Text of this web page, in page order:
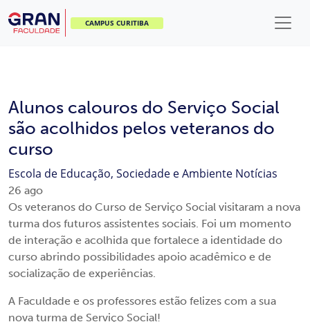
CAMPUS CURITIBA
Alunos calouros do Serviço Social
são acolhidos pelos veteranos do
curso
Escola de Educação, Sociedade e Ambiente Notícias
26 ago
Os veteranos do Curso de Serviço Social visitaram a nova
turma dos futuros assistentes sociais. Foi um momento
de interação e acolhida que fortalece a identidade do
curso abrindo possibilidades apoio acadêmico e de
socialização de experiências.
A Faculdade e os professores estão felizes com a sua
nova turma de Serviço Social!